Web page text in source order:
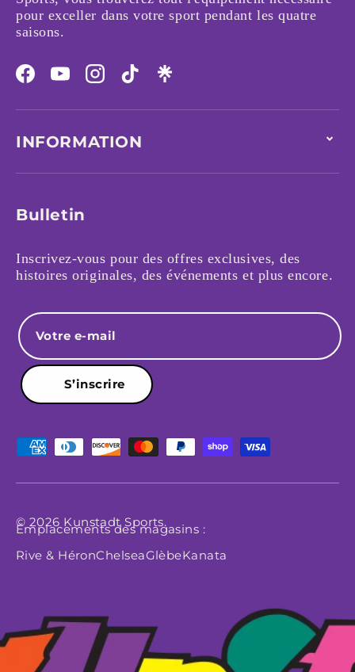
pour exceller dans votre sport pendant les quatre
saisons.
Facebook
YouTubeInstagram
TikTok
INFORMATION
Bulletin
Inscrivez-vous pour des offres exclusives, des
histoires originales, des événements et plus encore.
E-mail
S’inscrire
Moyens de paiement acceptés
© 2026 Kunstadt Sports.
Emplacements des magasins :
Rive & HéronChelseaGlèbeKanata